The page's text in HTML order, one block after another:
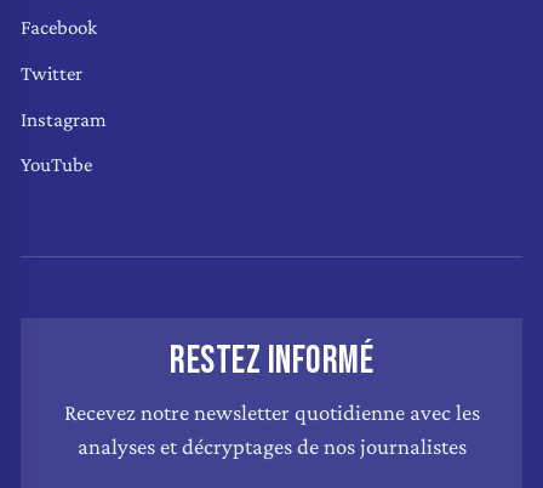
Facebook
Twitter
Instagram
YouTube
RESTEZ INFORMÉ
Recevez notre newsletter quotidienne avec les
analyses et décryptages de nos journalistes